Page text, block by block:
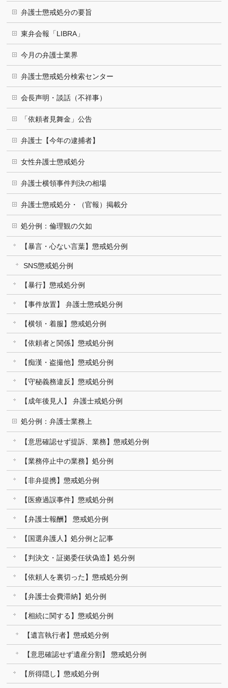
弁護士懲戒処分の要旨
東弁会報「LIBRA」
今月の弁護士業界
弁護士懲戒処分検索センター
会長声明・談話（不祥事）
「依頼者見舞金」公告
弁護士【今年の逮捕者】
女性弁護士懲戒処分
弁護士横領事件判決の相場
弁護士懲戒処分・（官報）掲載分
処分例：倫理観の欠如
【暴言・心ない言葉】懲戒処分例
SNS懲戒処分例
【暴行】懲戒処分例
【事件放置】 弁護士懲戒処分例
【横領・着服】懲戒処分例
【依頼者と関係】懲戒処分例
【痴漢・盗撮他】懲戒処分例
【守秘義務違反】懲戒処分例
【成年後見人】 弁護士戒処分例
処分例：弁護士業務上
【意思確認せず提訴、業務】懲戒処分例
【業務停止中の業務】処分例
【非弁提携】懲戒処分例
【医療過誤事件】懲戒処分例
【弁護士報酬】 懲戒処分例
【国選弁護人】処分例と記事
【判決文・証拠委任状偽造】処分例
【依頼人を裏切った】懲戒処分例
【弁護士会費滞納】処分例
【相続に関する】懲戒処分例
【遺言執行者】懲戒処分例
【意思確認せず遺産分割】 懲戒処分例
【所得隠し】懲戒処分例